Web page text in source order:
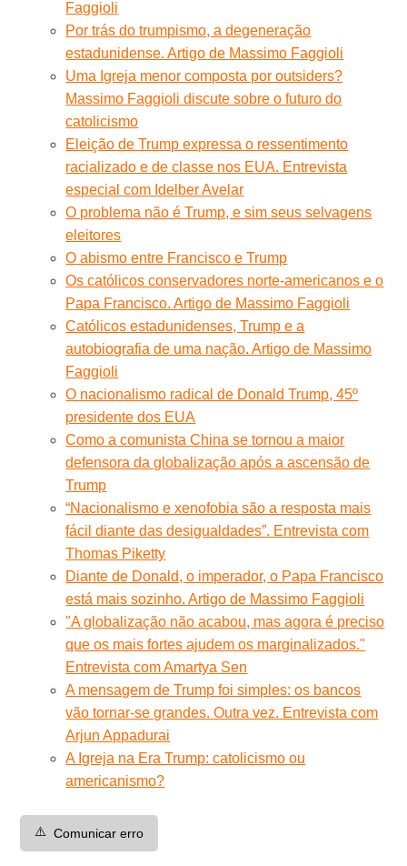
Faggioli
Por trás do trumpismo, a degeneração
estadunidense. Artigo de Massimo Faggioli
Uma Igreja menor composta por outsiders?
Massimo Faggioli discute sobre o futuro do
catolicismo
Eleição de Trump expressa o ressentimento
racializado e de classe nos EUA. Entrevista
especial com Idelber Avelar
O problema não é Trump, e sim seus selvagens
eleitores
O abismo entre Francisco e Trump
Os católicos conservadores norte-americanos e o
Papa Francisco. Artigo de Massimo Faggioli
Católicos estadunidenses, Trump e a
autobiografia de uma nação. Artigo de Massimo
Faggioli
O nacionalismo radical de Donald Trump, 45º
presidente dos EUA
Como a comunista China se tornou a maior
defensora da globalização após a ascensão de
Trump
“Nacionalismo e xenofobia são a resposta mais
fácil diante das desigualdades”. Entrevista com
Thomas Piketty
Diante de Donald, o imperador, o Papa Francisco
está mais sozinho. Artigo de Massimo Faggioli
"A globalização não acabou, mas agora é preciso
que os mais fortes ajudem os marginalizados."
Entrevista com Amartya Sen
A mensagem de Trump foi simples: os bancos
vão tornar-se grandes. Outra vez. Entrevista com
Arjun Appadurai
A Igreja na Era Trump: catolicismo ou
americanismo?
⚠️ Comunicar erro